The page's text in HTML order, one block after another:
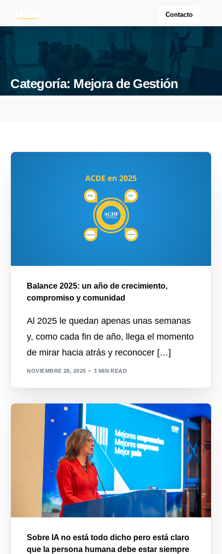
Contacto
Categoría: Mejora de Gestión
Balance 2025: un año de crecimiento,
compromiso y comunidad
Al 2025 le quedan apenas unas semanas
y, como cada fin de año, llega el momento
de mirar hacia atrás y reconocer […]
NOVIEMBRE 28, 2025 3 MIN READ
Sobre IA no está todo dicho pero está claro
que la persona humana debe estar siempre